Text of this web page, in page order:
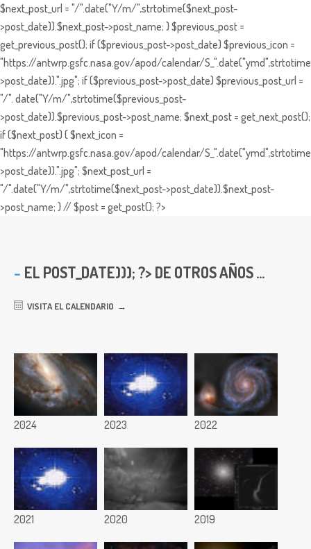
$next_post_url = "/".date("Y/m/",strtotime($next_post-
>post_date)).$next_post->post_name; } $previous_post =
get_previous_post(); if ($previous_post->post_date) $previous_icon =
"https://antwrp.gsfc.nasa.gov/apod/calendar/
>post_date)).".jpg"; if ($previous_post->post_date) $previous_post_url =
"/". date("Y/m/",strtotime($previous_post-
>post_date)).$previous_post->post_name; $next_post = get_next_post();
if ($next_post) { $next_icon =
"https://antwrp.gsfc.nasa.gov/apod/calendar/
>post_date)).".jpg"; $next_post_url =
"/".date("Y/m/",strtotime($next_post->post_date)).$next_post-
>post_name; } // $post = get_post(); ?>
EL POST_DATE))); ?> DE OTROS AÑOS ...
VISITA EL CALENDARIO
2024 2023 2022
2021 2020 2019